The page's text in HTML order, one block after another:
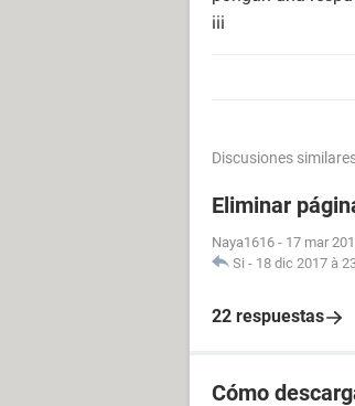
¡¡¡
Discusiones
Eliminar
Naya1616 - 17 mar
Si - 18 dic 2017 à
22 respuestas
Cómo